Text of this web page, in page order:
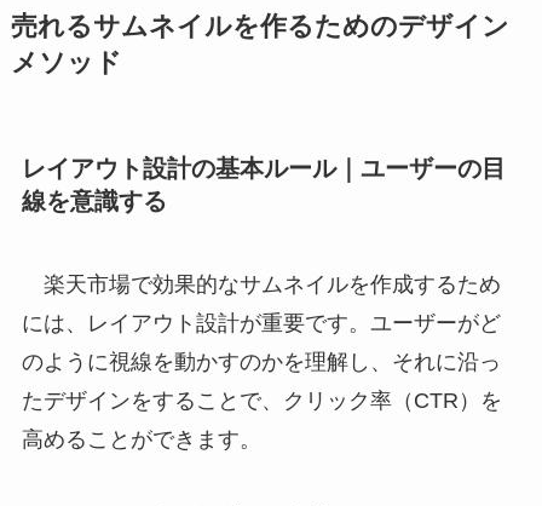
売れるサムネイルを作るためのデザイン
メソッド
レイアウト設計の基本ルール｜ユーザーの目
線を意識する
楽天市場で効果的なサムネイルを作成するため
には、レイアウト設計が重要です。ユーザーがど
のように視線を動かすのかを理解し、それに沿っ
たデザインをすることで、クリック率（CTR）を
高めることができます。